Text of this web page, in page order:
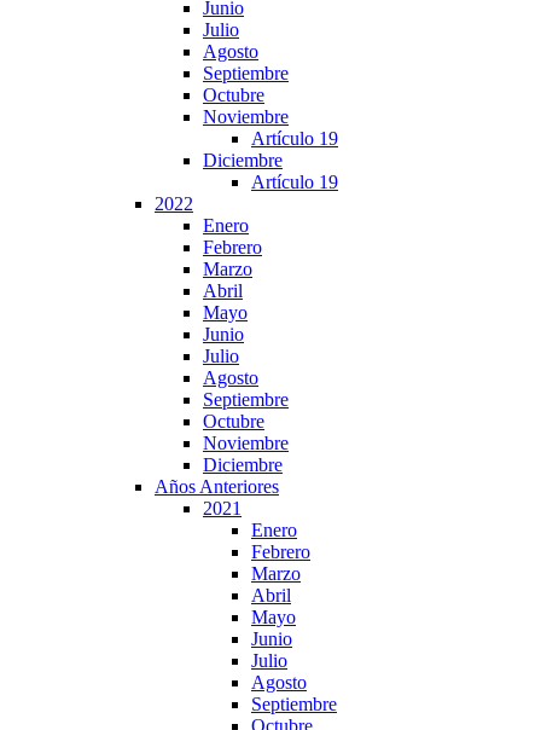
Junio
Julio
Agosto
Septiembre
Octubre
Noviembre
Artículo 19
Diciembre
Artículo 19
2022
Enero
Febrero
Marzo
Abril
Mayo
Junio
Julio
Agosto
Septiembre
Octubre
Noviembre
Diciembre
Años Anteriores
2021
Enero
Febrero
Marzo
Abril
Mayo
Junio
Julio
Agosto
Septiembre
Octubre